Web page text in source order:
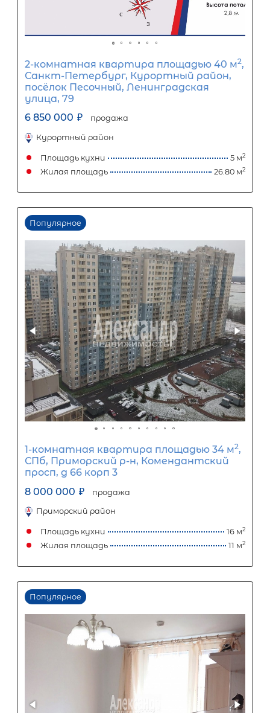
15 лет
15
Процентная
ставка
12
Ежемесячный платеж
Размер кредита
3 180 000 ₽
Первый взнос
4 770 000 ₽
38 242
7 950 000
Задать вопрос Отправить заявку
ООО «АЛЕКСАНДР-НЕДВИЖИМОСТЬ» не является кредитной
организацией. Кредит предоставляется банками-
носит информационный характер и не является
точного расчета платежей по кредиту и предоставления
об условиях кредитования обратитесь к менеджерам нашей
Популярное